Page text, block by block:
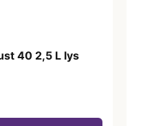
40 2,5 L lys